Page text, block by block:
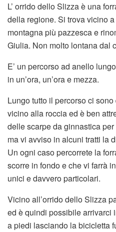
L’ orrido dello Slizza è una
della regione. Si trova vicino
montagna più pazzesca e
Giulia. Non molto lontana dal
E’ un percorso ad anello
in un’ora, un’ora e mezza.
Lungo tutto il percorso ci
vicino alla roccia ed è ben
delle scarpe da ginnastica per
ma vi avviso in alcuni tratti la
Un ogni caso percorrete la
scorre in fondo e che vi farrà
unici e davvero particolari.
Vicino all’orrido dello Slizza
ed è quindi possibile arrivarci
a piedi lasciando la bicicletta